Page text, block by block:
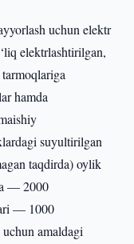
uchun elektr
elektrlashtirilgan,
hamda
suyultirilgan
taqdirda) oylik
— 2000
— 1000
amaldagi